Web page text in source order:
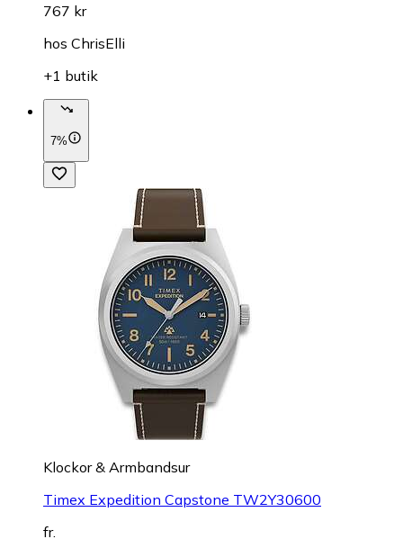
767 kr
hos ChrisElli
+1 butik
7%
Klockor & Armbandsur
Timex Expedition Capstone TW2Y30600
fr.